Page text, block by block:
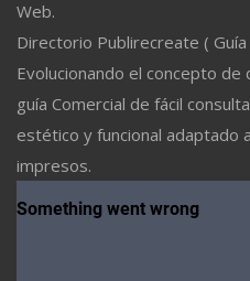
Web.
Directorio Publirecreate ( Guía
Evolucionando el concepto
guía Comercial de fácil
estético y funcional adaptado
impresos.